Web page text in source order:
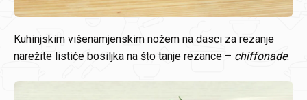
Kuhinjskim višenamjenskim nožem na dasci za rezanje
narežite listiće bosiljka na što tanje rezance – chiffonade.